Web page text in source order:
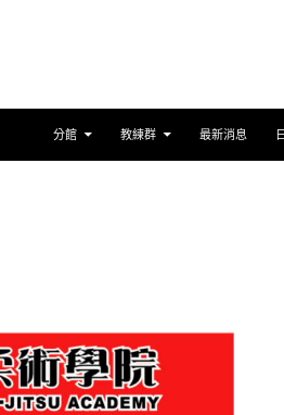
分館 教練群 最新消息